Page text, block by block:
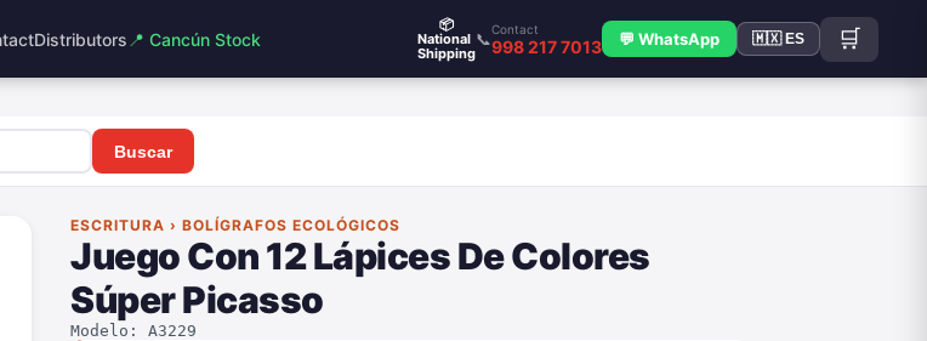
Distributors 📍 Cancún Stock
📦
National
Shipping
📞
Contact
998 217 7013 💬 WhatsApp 🇲🇽 ES 🛒
Buscar
ESCRITURA › BOLÍGRAFOS ECOLÓGICOS
Juego Con 12 Lápices De Colores
Súper Picasso
Modelo: A3229